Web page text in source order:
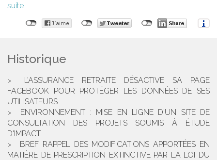
suite
Historique
L’ASSURANCE RETRAITE DÉSACTIVE SA PAGE
FACEBOOK POUR PROTÉGER LES DONNÉES DE SES
UTILISATEURS
ENVIRONNEMENT : MISE EN LIGNE D'UN SITE DE
CONSULTATION DES PROJETS SOUMIS À ÉTUDE
D'IMPACT
BREF RAPPEL DES MODIFICATIONS APPORTÉES EN
MATIÈRE DE PRESCRIPTION EXTINCTIVE PAR LA LOI DU